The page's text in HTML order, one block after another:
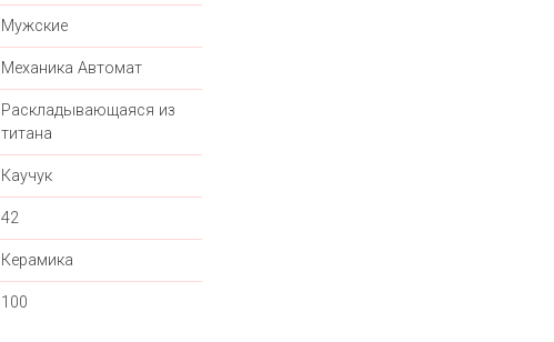
Мужские
Механика Автомат
Раскладывающаяся из
титана
Каучук
42
Керамика
100